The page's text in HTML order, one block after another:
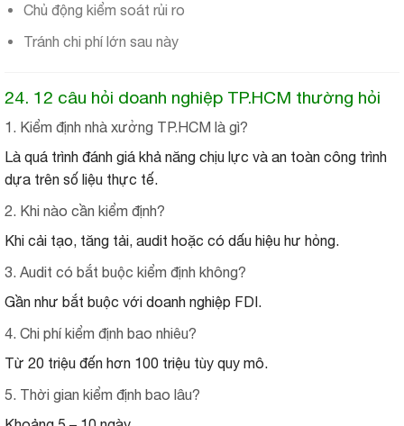
Chủ động kiểm soát rủi ro
Tránh chi phí lớn sau này
24. 12 câu hỏi doanh nghiệp TP.HCM thường hỏi
1. Kiểm định nhà xưởng TP.HCM là gì?
Là quá trình đánh giá khả năng chịu lực và an toàn công trình
dựa trên số liệu thực tế.
2. Khi nào cần kiểm định?
Khi cải tạo, tăng tải, audit hoặc có dấu hiệu hư hỏng.
3. Audit có bắt buộc kiểm định không?
Gần như bắt buộc với doanh nghiệp FDI.
4. Chi phí kiểm định bao nhiêu?
Từ 20 triệu đến hơn 100 triệu tùy quy mô.
5. Thời gian kiểm định bao lâu?